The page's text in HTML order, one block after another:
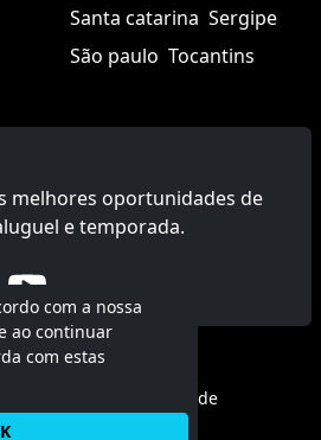
Santa catarina Sergipe
São paulo Tocantins
melhores oportunidades de
e temporada.
2026 MGF Imóveis.
Política de privacidade
com a nossa
ao continuar
com estas